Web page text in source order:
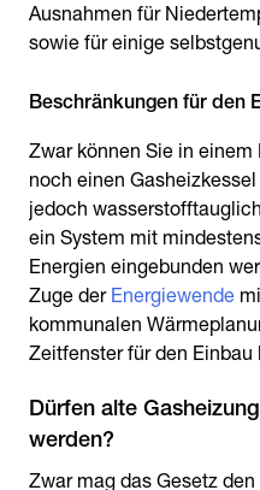
Ausnahmen für
sowie für einige
Beschränkungen für den
Zwar können Sie in
noch einen
jedoch
ein System mit
Energien eingebunden
Zuge der Energiewende
kommunalen
Zeitfenster für den
Dürfen alte
werden?
Zwar mag das Gesetz